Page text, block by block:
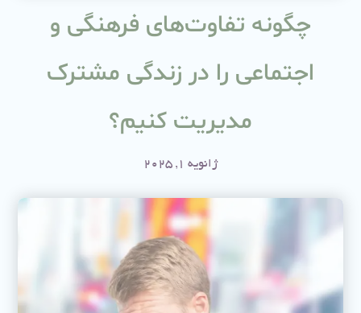
چگونه تفاوت‌های فرهنگی و
اجتماعی را در زندگی مشترک
مدیریت کنیم؟
ژانویه 1, 2025